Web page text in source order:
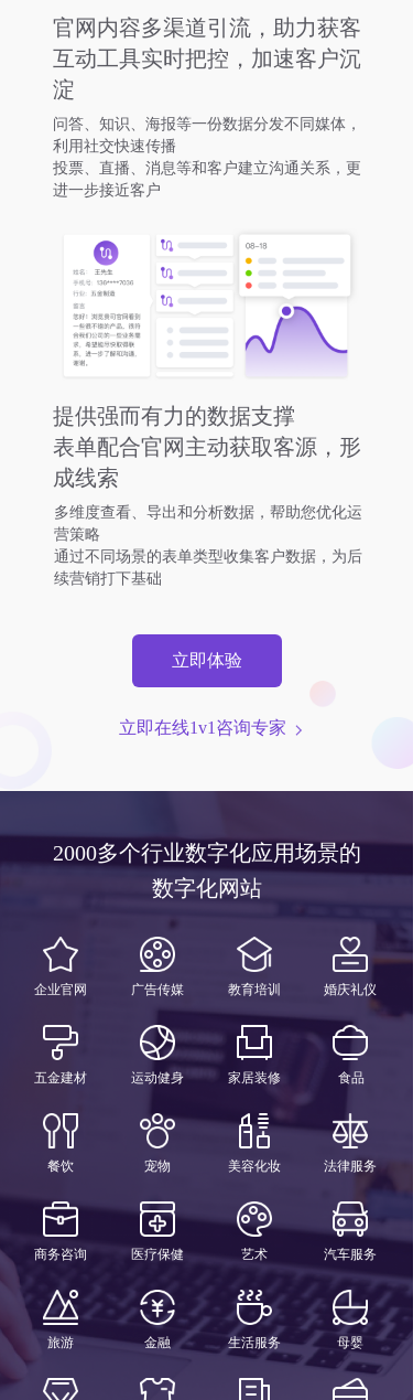
官网内容多渠道引流，助力获客
互动工具实时把控，加速客户沉
淀
问答、知识、海报等一份数据分发不同媒体，
利用社交快速传播
投票、直播、消息等和客户建立沟通关系，更
进一步接近客户
提供强而有力的数据支撑
表单配合官网主动获取客源，形
成线索
多维度查看、导出和分析数据，帮助您优化运
营策略
通过不同场景的表单类型收集客户数据，为后
续营销打下基础
立即体验
立即在线1v1咨询专家
2000多个行业数字化应用场景的
数字化网站
企业官网 广告传媒 教育培训 婚庆礼仪
五金建材 运动健身 家居装修 食品
餐饮 宠物 美容化妆 法律服务
商务咨询 医疗保健 艺术 汽车服务
旅游 金融 生活服务 母婴